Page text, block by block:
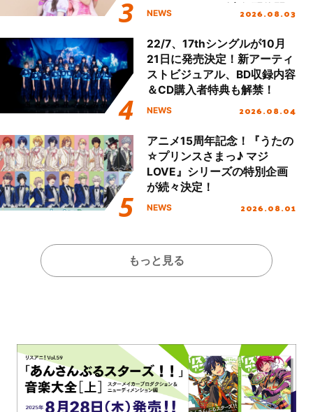
える」TVサイズ先行配信開
NEWS 2026.08.03
22/7、17thシングルが10月
21日に発売決定！新アーティ
ストビジュアル、BD収録内容
＆CD購入者特典も解禁！
NEWS 2026.08.04
アニメ15周年記念！『うたの
☆プリンスさまっ♪ マジ
LOVE』シリーズの特別企画
が続々決定！
NEWS 2026.08.01
もっと見る